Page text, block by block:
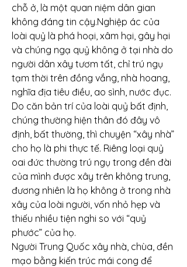
chỗ ở, là một quan niệm dân gian
không đáng tin cậy.Nghiệp ác của
loài quỷ là phá hoại, xâm hại, gây hại
và chúng ngạ quỷ không ở tại nhà do
người dân xây tươm tất, chỉ trú ngụ
tạm thời trên đồng vắng, nhà hoang,
nghĩa địa tiêu điều, ao sình, nước đục.
Do căn bản trí của loài quỷ bất định,
chúng thường hiện thân đó đây vô
định, bất thường, thì chuyện “xây nhà”
cho họ là phi thực tế. Riêng loại quỷ
oai đức thường trú ngụ trong đền đài
của mình được xây trên không trung,
đương nhiên là họ không ở trong nhà
xây của loài người, vốn nhỏ hẹp và
thiếu nhiều tiện nghi so với “quỷ
phước” của họ.
Người Trung Quốc xây nhà, chùa, đền
mạo bằng kiến trúc mái cong để